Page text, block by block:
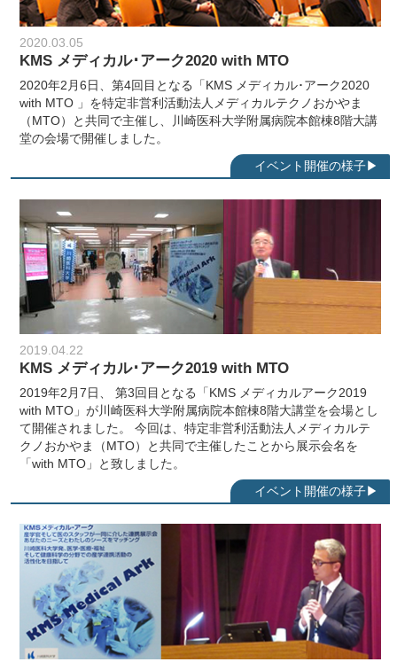
2020.03.05
KMS メディカル･アーク2020 with MTO
2020年2月6日、第4回目となる「KMS メディカル･アーク2020
with MTO 」を特定非営利活動法人メディカルテクノおかやま
（MTO）と共同で主催し、川崎医科大学附属病院本館棟8階大講
堂の会場で開催しました。
2019.04.22
KMS メディカル･アーク2019 with MTO
2019年2月7日、 第3回目となる「KMS メディカルアーク2019
with MTO」が川崎医科大学附属病院本館棟8階大講堂を会場とし
て開催されました。 今回は、特定非営利活動法人メディカルテ
クノおかやま（MTO）と共同で主催したことから展示会名を
「with MTO」と致しました。